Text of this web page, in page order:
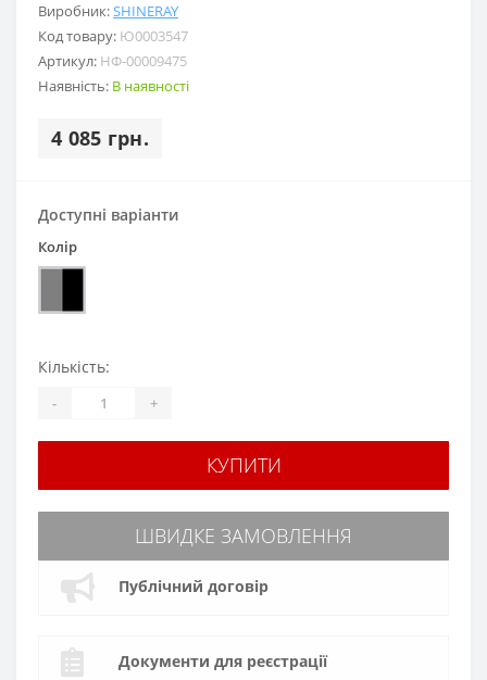
Виробник:SHINERAY
Код товару: Ю0003547
Артикул: НФ-00009475
Наявність: В наявності
4 085 грн.
Доступні варіанти
Колір
Кількість:
- +
КУПИТИ
ШВИДКЕ ЗАМОВЛЕННЯ
Публічний договір
Документи для реєстрації